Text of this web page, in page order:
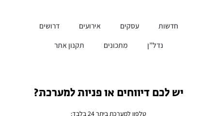
חדשות עסקים אירועים
דרושים
נדל”ן
מתכונים תקנון אתר
יש לכם דיווחים או פניות למערכת?
טלפון למערכת ביתר 24 בלבד: